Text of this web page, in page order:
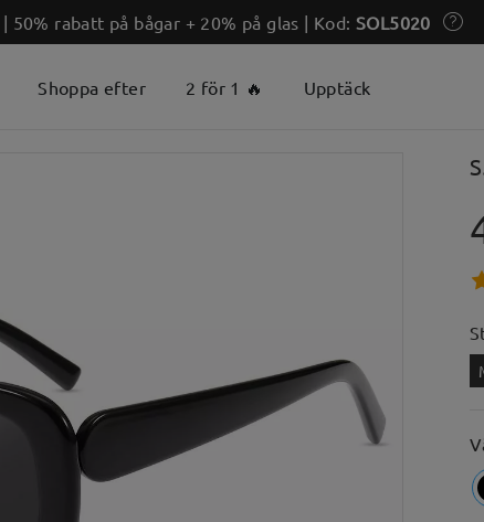
50% rabatt på bågar + 20% på glas | Kod:SOL5020
Shoppa efter 2 för 1 🔥 Upptäck